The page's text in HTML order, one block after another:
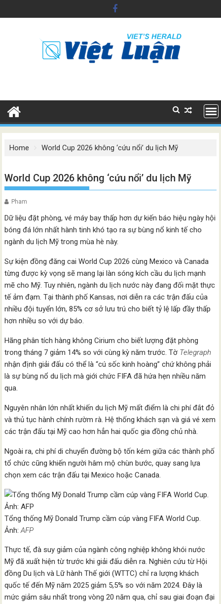
to
Home World Cup 2026 không ‘cứu nổi’ du lịch Mỹ
World Cup 2026 không ‘cứu nổi’ du lịch Mỹ
Pham
Dữ liệu đặt phòng, vé máy bay thấp hơn dự kiến báo hiệu ngày hội
bóng đá lớn nhất hành tinh khó tạo ra sự bùng nổ kinh tế cho
ngành du lịch Mỹ trong mùa hè này.
Sự kiện đồng đăng cai World Cup 2026 cùng Mexico và Canada
từng được kỳ vọng sẽ mang lại làn sóng kích cầu du lịch mạnh
mẽ cho Mỹ. Tuy nhiên, ngành du lịch nước này đang đối mặt thực
tế ảm đạm. Tại thành phố Kansas, nơi diễn ra các trận đấu của
nhiều đội tuyển lớn, 85% cơ sở lưu trú cho biết tỷ lệ lấp đầy thấp
hơn nhiều so với dự báo.
Hãng phân tích hàng không Cirium cho biết lượng đặt phòng
trong tháng 7 giảm 14% so với cùng kỳ năm trước. Tờ Telegraph
nhận định giải đấu có thể là “cú sốc kinh hoàng” chứ không phải
là sự bùng nổ du lịch mà giới chức FIFA đã hứa hẹn nhiều năm
qua.
Nguyên nhân lớn nhất khiến du lịch Mỹ mất điểm là chi phí đắt đỏ
và thủ tục hành chính rườm rà. Hệ thống khách sạn và giá vé xem
các trận đấu tại Mỹ cao hơn hẳn hai quốc gia đồng chủ nhà.
Ngoài ra, chi phí di chuyển đường bộ tốn kém giữa các thành phố
tổ chức cũng khiến người hâm mộ chùn bước, quay sang lựa
chọn xem các trận đấu tại Mexico hoặc Canada.
Tổng thống Mỹ Donald Trump cầm cúp vàng FIFA World Cup.
Ảnh:AFP
Thực tế, đà suy giảm của ngành công nghiệp không khói nước
Mỹ đã xuất hiện từ trước khi giải đấu diễn ra. Nghiên cứu từ Hội
đồng Du lịch và Lữ hành Thế giới (WTTC) chỉ ra lượng khách
quốc tế đến Mỹ năm 2025 giảm 5,5% so với năm 2024. Đây là
mức giảm sâu nhất trong vòng 20 năm qua, chỉ sau giai đoạn đại